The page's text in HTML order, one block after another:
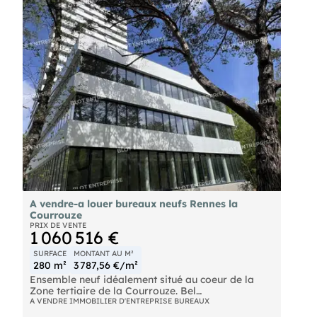
Environnement dynamique, à proximité
immédiate du métro Via Silva et des commodités.
Une opportunité idéale pour développer votre
activité dans un quartier en plein essor ! Les
informations sur les risques naturels, miniers, ou
technologiques, auxquels ces biens sont exposés,
sont disponibles sur le site
A vendre-a louer bureaux neufs Rennes la
Courrouze
PRIX DE VENTE
1 060 516 €
SURFACE
280 m²
MONTANT AU M²
3 787,56 €/m²
Ensemble neuf idéalement situé au coeur de la
Zone tertiaire de la Courrouze. Bel
emplacement.Métro ligne B ! Plateaux de
A VENDRE IMMOBILIER D'ENTREPRISE BUREAUX